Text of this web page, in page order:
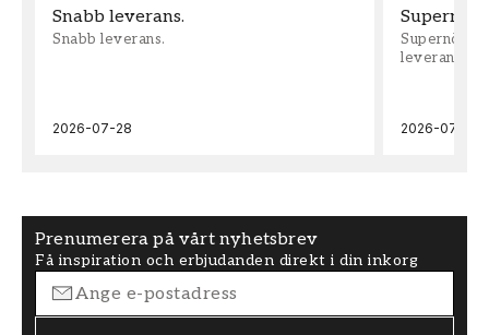
Snabb leverans.
Snabb leverans.
2026-07-28
leveran,
2026-07-22
Prenumerera på vårt nyhetsbrev
Få inspiration och erbjudanden direkt i din inkorg